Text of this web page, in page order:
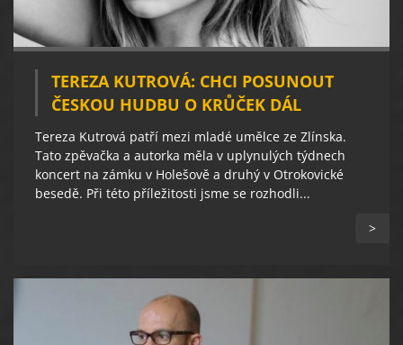
TEREZA KUTROVÁ: CHCI POSUNOUT
ČESKOU HUDBU O KRŮČEK DÁL
Tereza Kutrová patří mezi mladé umělce ze Zlínska.
Tato zpěvačka a autorka měla v uplynulých týdnech
koncert na zámku v Holešově a druhý v Otrokovické
besedě. Při této příležitosti jsme se rozhodli...
>